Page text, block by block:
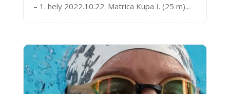
– 1. hely 2022.10.22. Matrica Kupa I. (25 m)...